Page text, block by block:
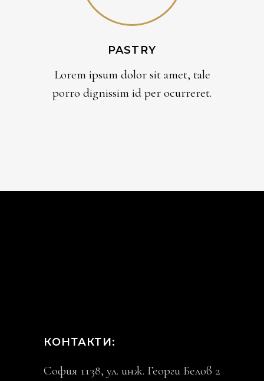
PASTRY
Lorem ipsum dolor sit amet, tale
porro dignissim id per ocurreret.
КОНТАКТИ:
София 1138, ул. инж. Георги Белов 2